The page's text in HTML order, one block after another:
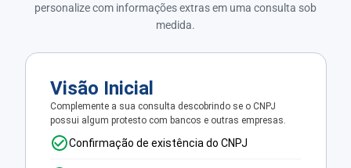
personalize com informações extras em uma consulta sob
medida.
Visão Inicial
Complemente a sua consulta descobrindo se o CNPJ
possui algum protesto com bancos e outras empresas.
Confirmação de existência do CNPJ